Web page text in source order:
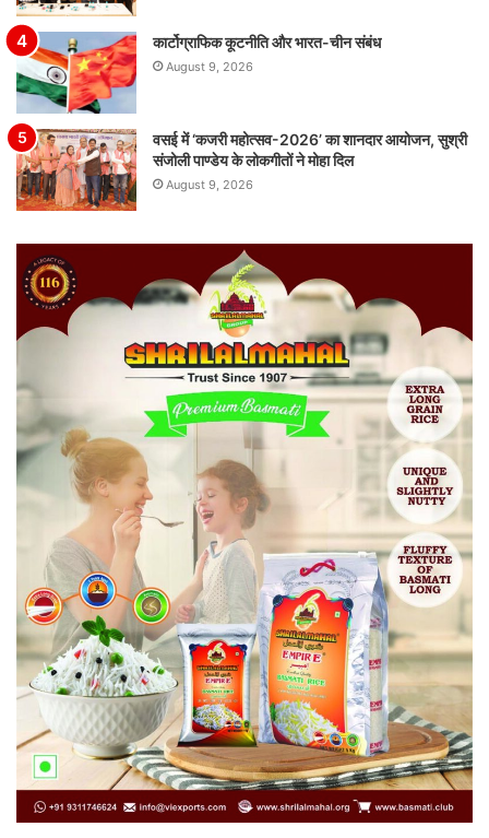
कार्टोग्राफिक कूटनीति और भारत-चीन संबंध
August 9, 2026
वसई में ‘कजरी महोत्सव-2026’ का शानदार आयोजन, सुश्री
संजोली पाण्डेय के लोकगीतों ने मोहा दिल
August 9, 2026